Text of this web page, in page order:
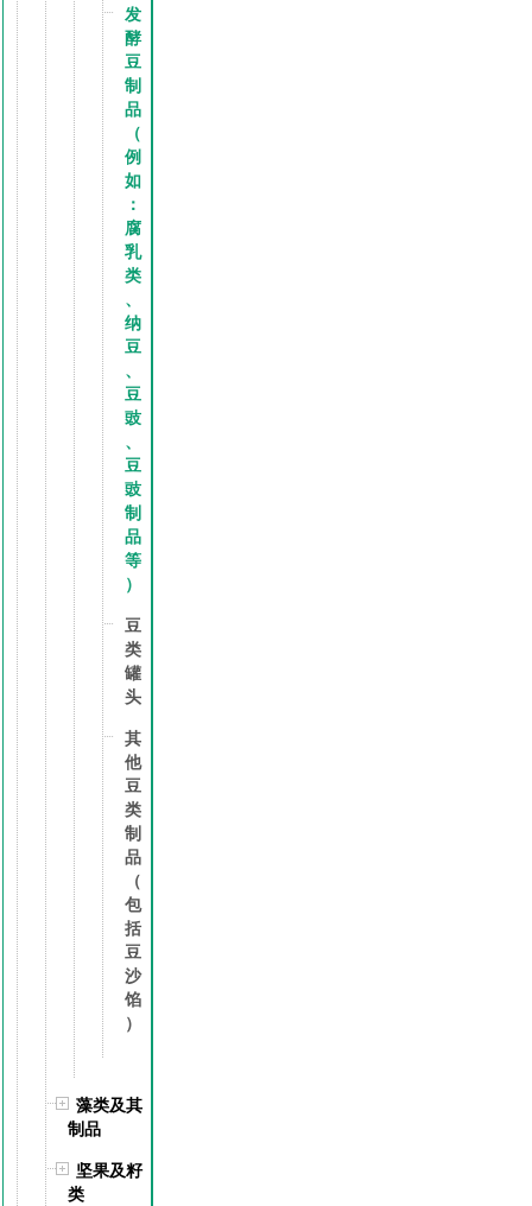
发
酵
豆
制
品
（
例
如
：
腐
乳
类
、
纳
豆
、
豆
豉
、
豆
豉
制
品
等
）
豆
类
罐
头
其
他
豆
类
制
品
（
包
括
豆
沙
馅
）
藻类及其
制品
坚果及籽
类